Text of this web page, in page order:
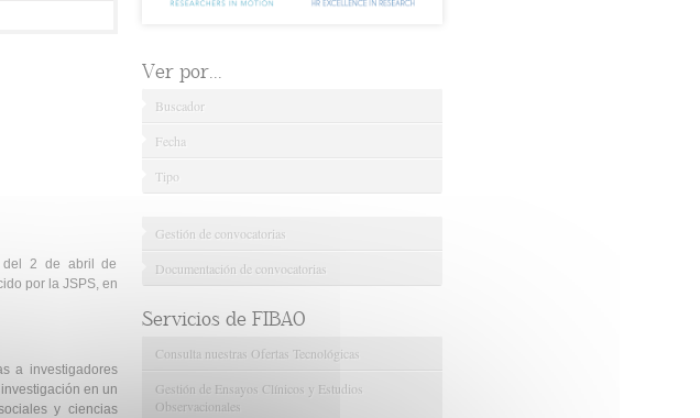
del 2 de abril de
por la JSPS, en
a investigadores
en un
y ciencias
Ver por...
Buscador
Fecha
Tipo
Gestión de convocatorias
Documentación de convocatorias
Servicios de FIBAO
Consulta nuestras Ofertas Tecnológicas
Gestión de Ensayos Clínicos y Estudios
Observacionales